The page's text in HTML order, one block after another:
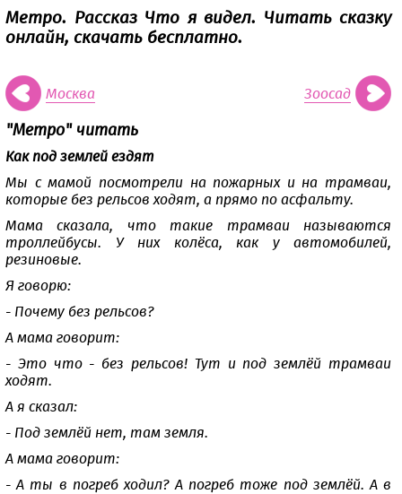
Метро. Рассказ Что я видел. Читать сказку
онлайн, скачать бесплатно.
Москва Зоосад
"Метро" читать
Как под землей ездят
Мы с мамой посмотрели на пожарных и на трамваи,
которые без рельсов ходят, а прямо по асфальту.
Мама сказала, что такие трамваи называются
троллейбусы. У них колёса, как у автомобилей,
резиновые.
Я говорю:
- Почему без рельсов?
А мама говорит:
- Это что - без рельсов! Тут и под землёй трамваи
ходят.
А я сказал:
- Под землёй нет, там земля.
А мама говорит:
- А ты в погреб ходил? А погреб тоже под землёй. А в